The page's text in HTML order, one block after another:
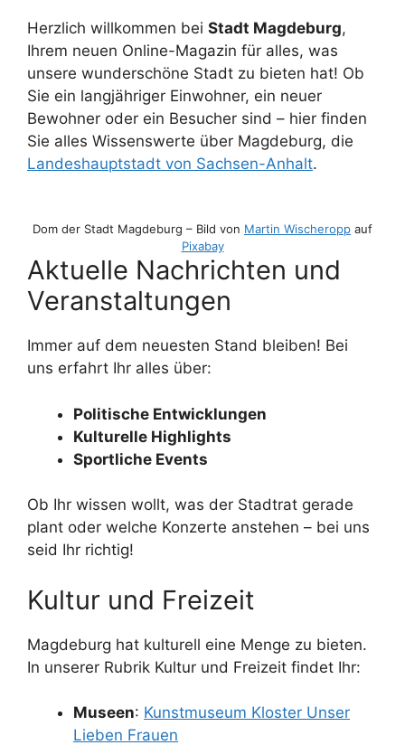
Herzlich willkommen bei Stadt Magdeburg,
Ihrem neuen Online-Magazin für alles, was
unsere wunderschöne Stadt zu bieten hat! Ob
Sie ein langjähriger Einwohner, ein neuer
Bewohner oder ein Besucher sind – hier finden
Sie alles Wissenswerte über Magdeburg, die
Landeshauptstadt von Sachsen-Anhalt.
Dom der Stadt Magdeburg – Bild von Martin Wischeropp auf
Pixabay
Aktuelle Nachrichten und
Veranstaltungen
Immer auf dem neuesten Stand bleiben! Bei
uns erfahrt Ihr alles über:
Politische Entwicklungen
Kulturelle Highlights
Sportliche Events
Ob Ihr wissen wollt, was der Stadtrat gerade
plant oder welche Konzerte anstehen – bei uns
seid Ihr richtig!
Kultur und Freizeit
Magdeburg hat kulturell eine Menge zu bieten.
In unserer Rubrik Kultur und Freizeit findet Ihr:
Museen: Kunstmuseum Kloster Unser
Lieben Frauen